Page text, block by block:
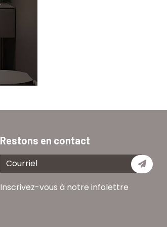
Restons en contact
Je
Inscrivez-vous à notre infolettre